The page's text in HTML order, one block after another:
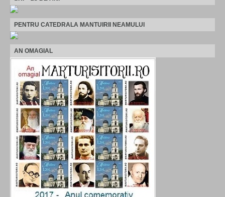
PENTRU CATEDRALA MANTUIRII NEAMULUI
AN OMAGIAL